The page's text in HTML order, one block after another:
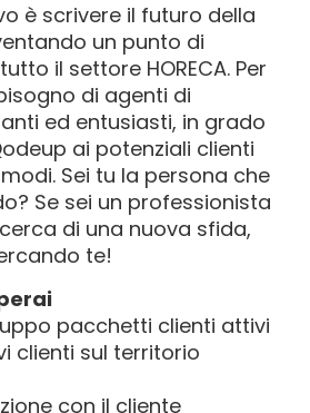
è scrivere il futuro della
un punto di
il settore HORECA. Per
di agenti di
ed entusiasti, in grado
ai potenziali clienti
Sei tu la persona che
Se sei un professionista
di una nuova sfida,
te!
pacchetti clienti attivi
clienti sul territorio
con il cliente